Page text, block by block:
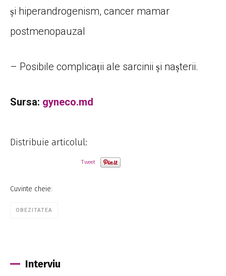
și hiperandrogenism, cancer mamar
postmenopauzal
– Posibile complicații ale sarcinii și nașterii.
Sursa: gyneco.md
Distribuie articolul:
Tweet
Cuvinte cheie:
OBEZITATEA
Interviu